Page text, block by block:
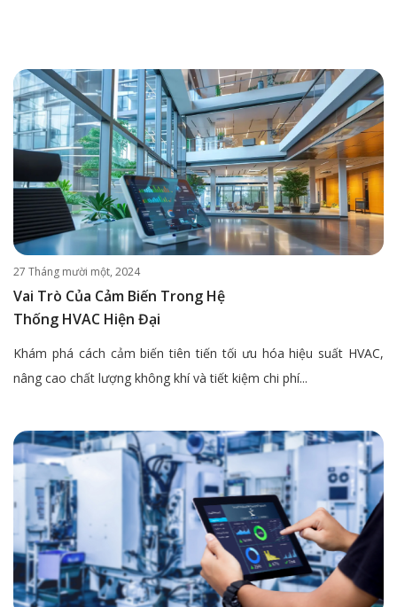
27 Tháng mười một, 2024
Vai Trò Của Cảm Biến Trong Hệ
Thống HVAC Hiện Đại
Khám phá cách cảm biến tiên tiến tối ưu hóa hiệu suất HVAC,
nâng cao chất lượng không khí và tiết kiệm chi phí...